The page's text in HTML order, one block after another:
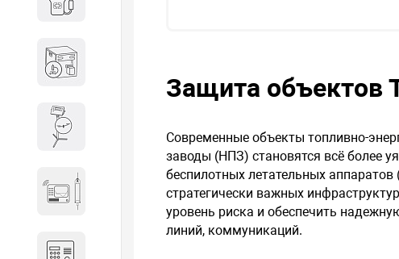
Гидроакустическое
оборудование
Защита
Современные объекты топливно-
заводы (НПЗ) становятся всё более
беспилотных летательных
стратегически важных
уровень риска и обеспечить
линий, коммуникаций.